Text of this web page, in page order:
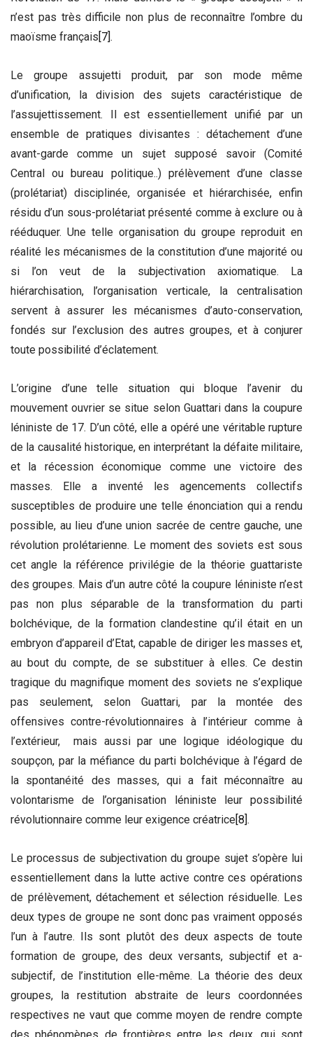
n’est pas très difficile non plus de reconnaître l’ombre du
maoïsme français[7].
Le groupe assujetti produit, par son mode même
d’unification, la division des sujets caractéristique de
l’assujettissement. Il est essentiellement unifié par un
ensemble de pratiques divisantes : détachement d’une
avant-garde comme un sujet supposé savoir (Comité
Central ou bureau politique..) prélèvement d’une classe
(prolétariat) disciplinée, organisée et hiérarchisée, enfin
résidu d’un sous-prolétariat présenté comme à exclure ou à
rééduquer. Une telle organisation du groupe reproduit en
réalité les mécanismes de la constitution d’une majorité ou
si l’on veut de la subjectivation axiomatique. La
hiérarchisation, l’organisation verticale, la centralisation
servent à assurer les mécanismes d’auto-conservation,
fondés sur l’exclusion des autres groupes, et à conjurer
toute possibilité d’éclatement.
L’origine d’une telle situation qui bloque l’avenir du
mouvement ouvrier se situe selon Guattari dans la coupure
léniniste de 17. D’un côté, elle a opéré une véritable rupture
de la causalité historique, en interprétant la défaite militaire,
et la récession économique comme une victoire des
masses. Elle a inventé les agencements collectifs
susceptibles de produire une telle énonciation qui a rendu
possible, au lieu d’une union sacrée de centre gauche, une
révolution prolétarienne. Le moment des soviets est sous
cet angle la référence privilégie de la théorie guattariste
des groupes. Mais d’un autre côté la coupure léniniste n’est
pas non plus séparable de la transformation du parti
bolchévique, de la formation clandestine qu’il était en un
embryon d’appareil d’Etat, capable de diriger les masses et,
au bout du compte, de se substituer à elles. Ce destin
tragique du magnifique moment des soviets ne s’explique
pas seulement, selon Guattari, par la montée des
offensives contre-révolutionnaires à l’intérieur comme à
l’extérieur, mais aussi par une logique idéologique du
soupçon, par la méfiance du parti bolchévique à l’égard de
la spontanéité des masses, qui a fait méconnaître au
volontarisme de l’organisation léniniste leur possibilité
révolutionnaire comme leur exigence créatrice[8].
Le processus de subjectivation du groupe sujet s’opère lui
essentiellement dans la lutte active contre ces opérations
de prélèvement, détachement et sélection résiduelle. Les
deux types de groupe ne sont donc pas vraiment opposés
l’un à l’autre. Ils sont plutôt des deux aspects de toute
formation de groupe, des deux versants, subjectif et a-
subjectif, de l’institution elle-même. La théorie des deux
groupes, la restitution abstraite de leurs coordonnées
respectives ne vaut que comme moyen de rendre compte